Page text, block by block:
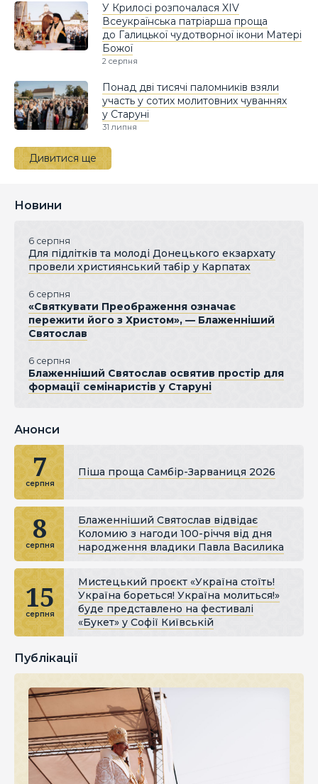
У Крилосі розпочалася XIV
Всеукраїнська патріарша проща
до Галицької чудотворної ікони Матері
Божої
2 серпня
Понад дві тисячі паломників взяли
участь у сотих молитовних чуваннях
у Старуні
31 липня
Дивитися ще
Новини
6 серпня
Для підлітків та молоді Донецького екзархату
провели християнський табір у Карпатах
6 серпня
«Святкувати Преображення означає
пережити його з Христом», — Блаженніший
Святослав
6 серпня
Блаженніший Святослав освятив простір для
формації семінаристів у Старуні
Анонси
7
серпня
Піша проща Самбір-Зарваниця 2026
8
серпня
Блаженніший Святослав відвідає
Коломию з нагоди 100-річчя від дня
народження владики Павла Василика
15
серпня
Мистецький проєкт «Україна стоїть!
Україна бореться! Україна молиться!»
буде представлено на фестивалі
«Букет» у Софії Київській
Публікації